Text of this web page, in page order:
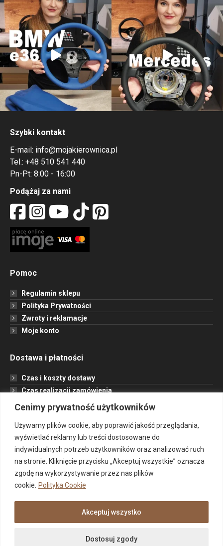
Cenimy prywatność użytkowników
Używamy plików cookie, aby poprawić jakość przeglądania,
wyświetlać reklamy lub treści dostosowane do
indywidualnych potrzeb użytkowników oraz analizować ruch
na stronie. Kliknięcie przycisku „Akceptuj wszystkie” oznacza
zgodę na wykorzystywanie przez nas plików
cookie. Polityka Cookie
Dostosuj zgody
Akceptuj wszystko
Szybki kontakt
E-mail: info@mojakierownica.pl
Tel.: +48 510 541 440
Pn-Pt: 8:00 - 16:00
Podążaj za nami
Pomoc
Regulamin sklepu
Polityka Prywatności
Zwroty i reklamacje
Moje konto
Dostawa i płatności
Czas i koszty dostawy
Czas realizacji zamówienia
Formy płatności
Informacje
Jak to działa?
Projekt
O nas
Kontakt
©2021-2026 mojakierownica.pl Wszelkie prawa zastrzeżone /